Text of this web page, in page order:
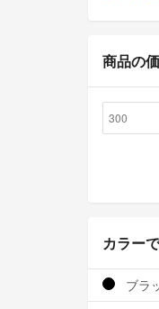
商品の
カラー
ブラ